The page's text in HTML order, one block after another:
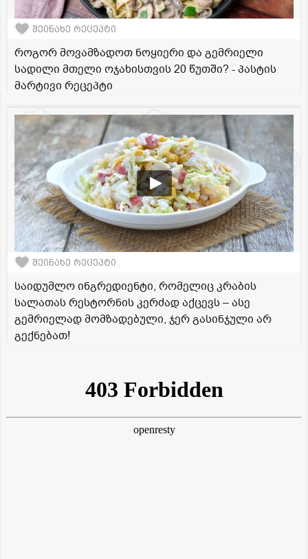
შეინახე რეცეპტი
როგორ მოვამზადოთ ნოყიერი და გემრიელი
სადილი მთელი ოჯახისთვის 20 წუთში? - პასტის
მარტივი რეცეპტი
შეინახე რეცეპტი
საიდუმლო ინგრედიენტი, რომელიც კრაბის
სალათას რესტორნის კერძად აქცევს – ასე
გემრიელად მომზადებული, ჯერ გასინჯული არ
გექნებათ!